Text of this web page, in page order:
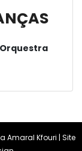
Amaral Kfouri | Site